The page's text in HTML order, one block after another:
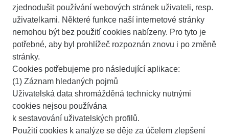
zjednodušit používání webových stránek uživateli, resp.
uživatelkami. Některé funkce naší internetové stránky
nemohou být bez použití cookies nabízeny. Pro tyto je
potřebné, aby byl prohlížeč rozpoznán znovu i po změně
stránky.
Cookies potřebujeme pro následující aplikace:
(1) Záznam hledaných pojmů
Uživatelská data shromážděná technicky nutnými
cookies nejsou používána
k sestavování uživatelských profilů.
Použití cookies k analýze se děje za účelem zlepšení